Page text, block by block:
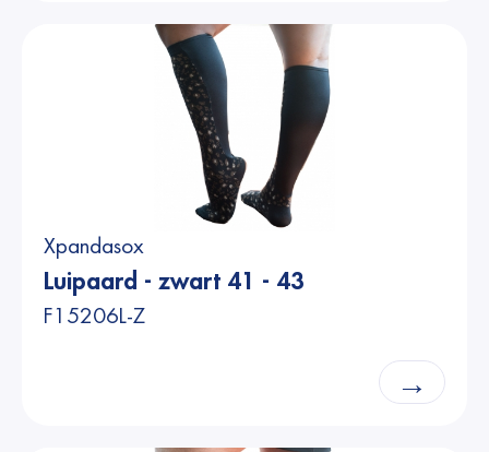
Xpandasox
Luipaard - zwart 41 - 43
F15206L-Z
→